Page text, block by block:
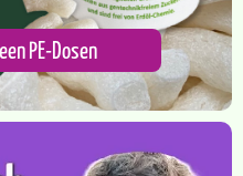
PE-Dosen